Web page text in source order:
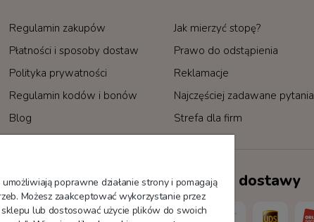
Regulamin zakupów
Płatności i sposoby dostaw
Polityka prywatności
Regulamin kodów i bonów
Blog
Jak mierzyć stopę?
Prawo do odstąpienia
Reklamacje
Najczęściej zadawane pytania
Strefa dla firm
Sposoby dostawy
poprawne działanie strony i pomagają
Możesz zaakceptować wykorzystanie przez
lub dostosować użycie plików do swoich